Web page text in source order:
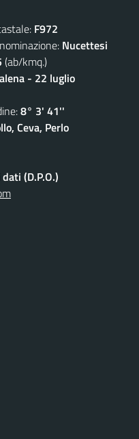
F972
Nucettesi
(ab/kmq.)
- 22 luglio
8° 3' 41''
Ceva, Perlo
(D.P.O.)